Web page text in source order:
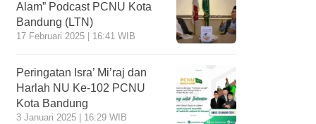
Alam” Podcast PCNU Kota
Bandung (LTN)
17 Februari 2025 | 16:41 WIB
Peringatan Isra’ Mi’raj dan
Harlah NU Ke-102 PCNU
Kota Bandung
3 Januari 2025 | 16:29 WIB